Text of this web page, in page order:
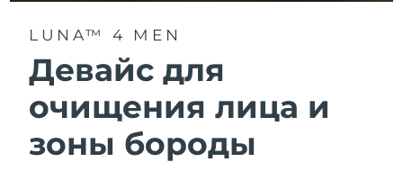
LUNA™ 4 MEN
Девайс для
очищения лица и
зоны бороды
Косметика
Купить
Греция
Ожидаемая дата доставки
Гонконг (САР)
Ожидаемая дата доставки